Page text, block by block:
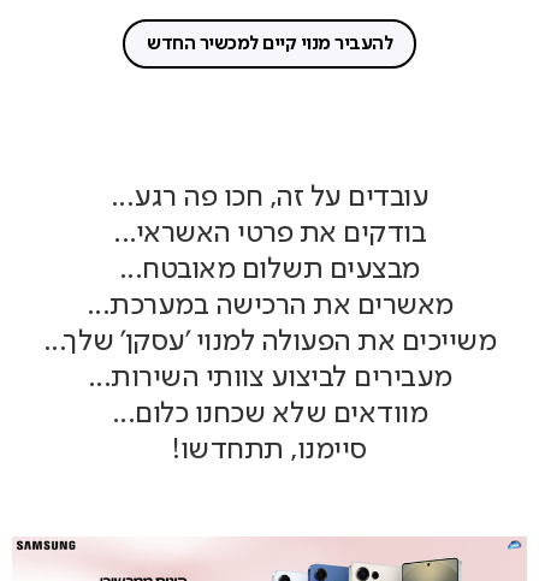
להעביר מנוי קיים למכשיר החדש
עובדים על זה, חכו פה רגע...
בודקים את פרטי האשראי...
מבצעים תשלום מאובטח...
מאשרים את הרכישה במערכת...
משייכים את הפעולה למנוי 'עסקן' שלך...
מעבירים לביצוע צוותי השירות...
מוודאים שלא שכחנו כלום...
סיימנו, תתחדשו!